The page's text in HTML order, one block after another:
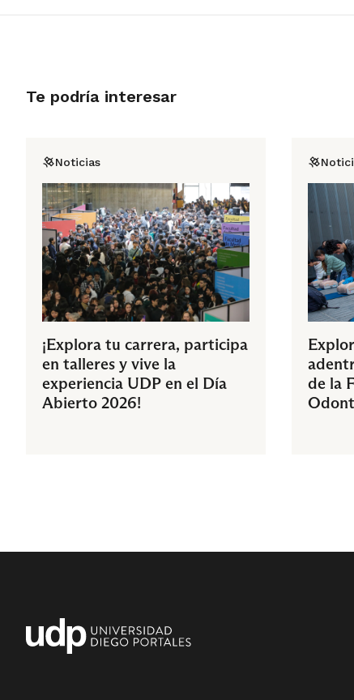
Te podría interesar
Noticias
¡Explora tu carrera, participa
en talleres y vive la
experiencia UDP en el Día
Abierto 2026!
de la